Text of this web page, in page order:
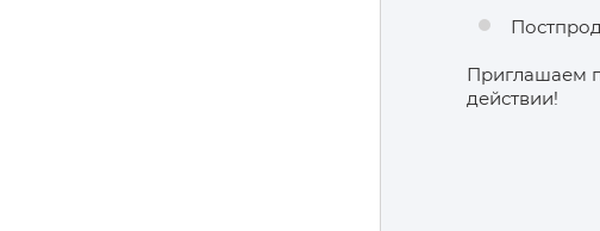
Приглашаем
действии!